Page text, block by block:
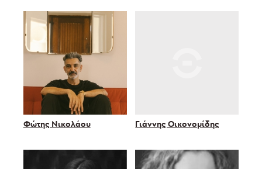
Φώτης Νικολάου Γιάννης Οικονομίδης